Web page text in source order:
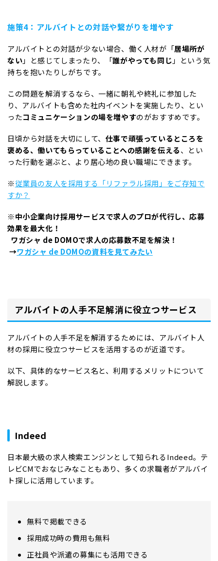
施策4：アルバイトとの対話や繋がりを増やす
アルバイトとの対話が少ない場合、働く人材が「居場所が
ない」と感じてしまったり、「誰がやっても同じ 」という気
持ちを抱いたりしがちです。
この問題を解消するなら、一緒に朝礼や終礼に参加した
り、アルバイトも含めた社内イベントを実施したり、とい
ったコミュニケーションの場を増やすのがおすすめです。
日頃から対話を大切にして、 仕事で頑張っているところを
褒める、働いてもらっていることへの感謝を伝える、とい
った行動を選ぶと、より居心地の良い職場にできます。
※従業員の友人を採用する「リファラル採用」をご存知で
すか？
※中小企業向け採用サービスで求人のプロが代行し、応募
効果を最大化！
ワガシャ de DOMOで求人の応募数不足を解決！
→ワガシャ de DOMOの資料を見てみたい
アルバイトの人手不足解消に役立つサービス
アルバイトの人手不足を解消するためには、アルバイト人
材の採用に役立つサービスを活用するのが近道です。
以下、具体的なサービス名と、利用するメリットについて
解説します。
Indeed
日本最大級の求人検索エンジンとして知られるIndeed。テ
レビCMでおなじみなこともあり、多くの求職者がアルバイ
ト探しに活用しています。
無料で掲載できる
採用成功時の費用も無料
正社員や派遣の募集にも活用できる